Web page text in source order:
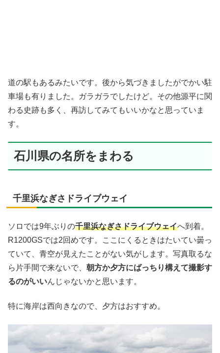
道の駅もあるみたいです。後から気づきましたがでかい駐
車場も有りました。ガラガラでしたけど。その他源平に関
わる史跡も多く、再訪してみてもいいかなと思っていま
す。
石川県の名所をまわる
千里浜なぎさドライブウェイ
ソロでは9年ぶりの千里浜なぎさドライブウェイへ到着。
R1200GSでは2回めです。ここにくるときはたいてい曇っ
ていて、青空が見えたことがない気がします。写真取るな
ら片手間で来ないで、 朝方か夕方にばっちり構えて撮影す
るのがいいんじゃないかと思います。
特に海岸は西向きなので、夕方はおすすめ。